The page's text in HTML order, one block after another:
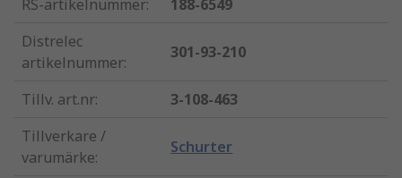
RS-artikelnummer:
188-6549
Distrelec
artikelnummer:
301-93-210
Tillv. art.nr:
3-108-463
Tillverkare /
varumärke:
Schurter